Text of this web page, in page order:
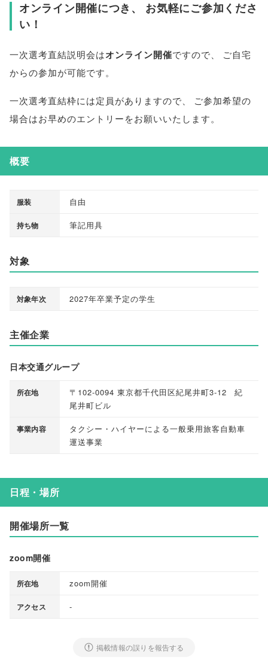
オンライン開催につき 、
お気軽にご参加くださ
い！
一次選考直結説明会はオンライン開催ですので
ご自宅
からの参加が可能です。
一次選考直結枠には定員がありますので
ご参加希望の
場合はお早めのエントリーをお願いいたします。
概要
服装 自由
持ち物 筆記用具
対象
対象年次 2027年卒業予定の学生
主催企業
日本交通グループ
所在地
〒102-0094 東京都千代田区紀尾井町3-12 紀
尾井町ビル
事業内容
タクシー・ハイヤーによる一般乗用旅客自動車
運送事業
日程・場所
開催場所一覧
zoom開催
所在地 zoom開催
アクセス -
掲載情報の誤りを報告する